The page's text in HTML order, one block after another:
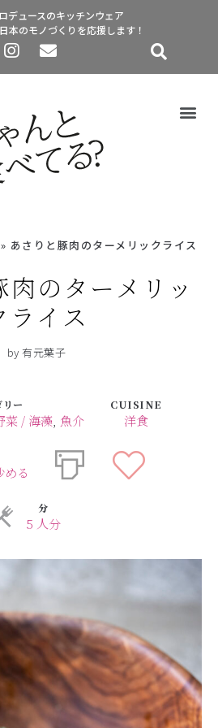
デュースのキッチンウェア
本のモノづくりを応援します！
» あさりと豚肉のターメリックライス
のターメリッ
ライス
by 有元葉子
リー
菜 / 海藻, 魚介
CUISINE
洋食
る
分
5 人分